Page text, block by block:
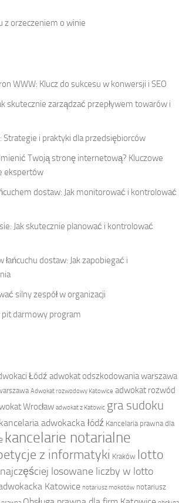
z orzeczeniem o winie
WWW: Klucz do sukcesu w konwersji i SEO
skutecznie zarządzać przepływem towarów i
Strategie i praktyki dla przedsiębiorców
Twoją stronę internetową? Kluczowe
ekspertów
dostaw: Jak monitorować i kontrolować
Jak skutecznie planować i kontrolować
dostaw: Jak zapobiegać i
silny zespół w organizacji
pit darmowy program
Łódź adwokat odszkodowania warszawa
Adwokat rozwodowy Katowice adwokat rozwód
Wrocław adwokat z Katowic gra sudoku
kancelaria adwokacka łódź Kancelaria prawna dla
kancelarie notarialne
z informatyki Kraków lotto
najczęściej losowane liczby w lotto
Katowice notariusz mokotów notariusz